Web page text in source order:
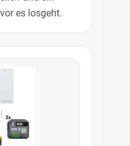
es losgeht.